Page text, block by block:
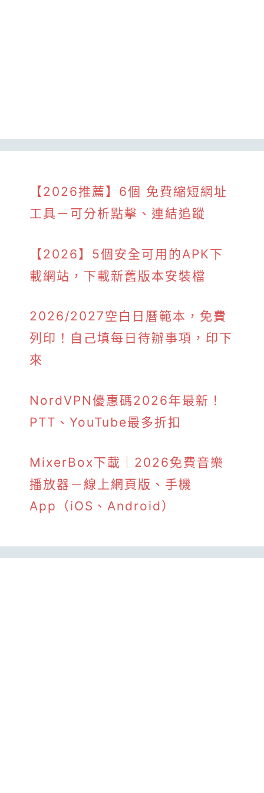
【2026推薦】6個 免費縮短網址
工具－可分析點擊、連結追蹤
【2026】5個安全可用的APK下
載網站，下載新舊版本安裝檔
2026/2027空白日曆範本，免費
列印！自己填每日待辦事項，印下
來
NordVPN優惠碼2026年最新！
PTT、YouTube最多折扣
MixerBox下載｜2026免費音樂
播放器－線上網頁版、手機
App（iOS、Android）